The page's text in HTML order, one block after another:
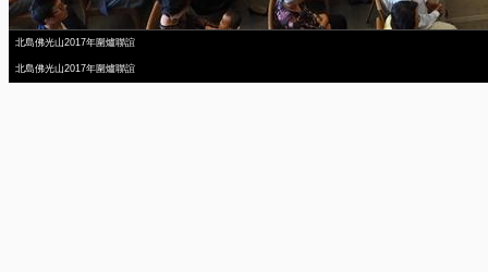
北島佛光山2017年圍爐聯誼
北島佛光山2017年圍爐聯誼